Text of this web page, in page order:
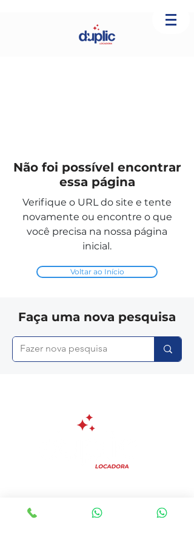
Não foi possível encontrar
essa página
Verifique o URL do site e tente
novamente ou encontre o que
você precisa na nossa página
inicial.
Voltar ao Início
Faça uma nova pesquisa
Sobre nós
FAQ?
Blog